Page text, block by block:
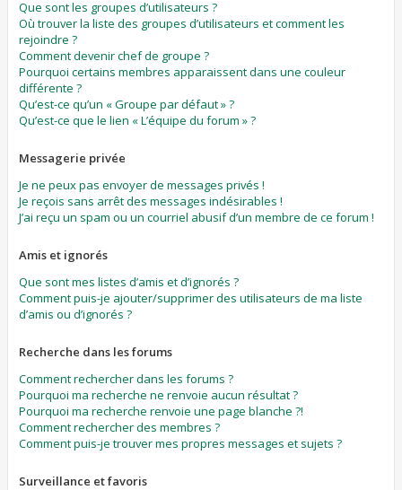
Que sont les groupes d’utilisateurs ?
Où trouver la liste des groupes d’utilisateurs et comment les
rejoindre ?
Comment devenir chef de groupe ?
Pourquoi certains membres apparaissent dans une couleur
différente ?
Qu’est-ce qu’un « Groupe par défaut » ?
Qu’est-ce que le lien « L’équipe du forum » ?
Messagerie privée
Je ne peux pas envoyer de messages privés !
Je reçois sans arrêt des messages indésirables !
J’ai reçu un spam ou un courriel abusif d’un membre de ce forum !
Amis et ignorés
Que sont mes listes d’amis et d’ignorés ?
Comment puis-je ajouter/supprimer des utilisateurs de ma liste
d’amis ou d’ignorés ?
Recherche dans les forums
Comment rechercher dans les forums ?
Pourquoi ma recherche ne renvoie aucun résultat ?
Pourquoi ma recherche renvoie une page blanche ?!
Comment rechercher des membres ?
Comment puis-je trouver mes propres messages et sujets ?
Surveillance et favoris